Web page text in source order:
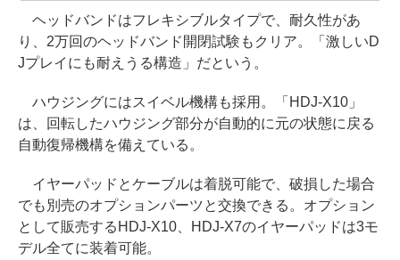
ヘッドバンドはフレキシブルタイプで、耐久性があ
り、2万回のヘッドバンド開閉試験もクリア。「激しいD
Jプレイにも耐えうる構造」だという。
ハウジングにはスイベル機構も採用。「HDJ-X10」
は、回転したハウジング部分が自動的に元の状態に戻る
自動復帰機構を備えている。
イヤーパッドとケーブルは着脱可能で、破損した場合
でも別売のオプションパーツと交換できる。オプション
として販売するHDJ-X10、HDJ-X7のイヤーパッドは3モ
デル全てに装着可能。